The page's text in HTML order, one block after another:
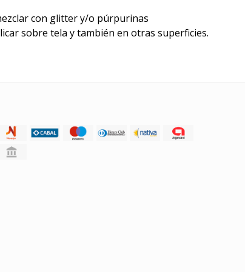
con glitter y/o púrpurinas
sobre tela y también en otras superficies.